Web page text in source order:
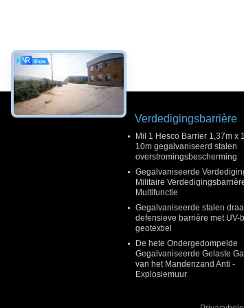
Verdedigingsbarrière
Mil 1 Hesco Barrier 1,37m x
10m gegalvaniseerd stalen
overstromingsbescherming
Gegalvaniseerde
Militaire
Multifunctie
Gegalvaniseerde stalen
defensieve barrière met UV-
geotextiel
De hete Ondergedompelde
Gegalvaniseerde Gelaste
van het Mandenzand Anti -
Explosiemuur